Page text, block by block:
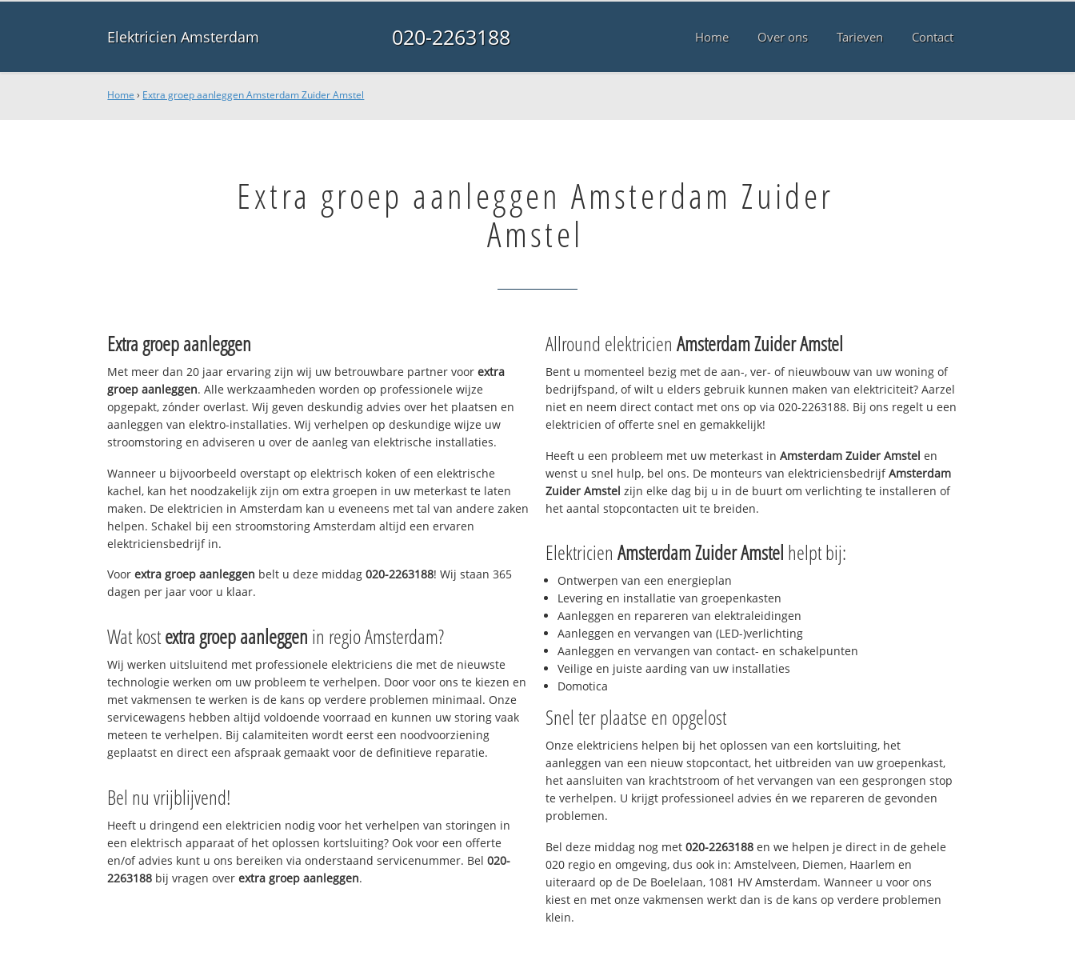
Elektricien Amsterdam 020-2263188 Home Over ons Tarieven Contact
Home › Extra groep aanleggen Amsterdam Zuider Amstel
Extra groep aanleggen Amsterdam Zuider
Amstel
Extra groep aanleggen
Met meer dan 20 jaar ervaring zijn wij uw betrouwbare partner voorextra
groep aanleggen. Alle werkzaamheden worden op professionele wijze
opgepakt, zónder overlast. Wij geven deskundig advies over het plaatsen en
aanleggen van elektro-installaties. Wij verhelpen op deskundige wijze uw
stroomstoring en adviseren u over de aanleg van elektrische installaties.
Wanneer u bijvoorbeeld overstapt op elektrisch koken of een elektrische
kachel, kan het noodzakelijk zijn om extra groepen in uw meterkast te laten
maken. De elektricien in Amsterdam kan u eveneens met tal van andere zaken
helpen. Schakel bij een stroomstoring Amsterdam altijd een ervaren
elektriciensbedrijf in.
Voorextra groep aanleggen belt u deze middag020-2263188! Wij staan 365
dagen per jaar voor u klaar.
Wat kostextra groep aanleggen in regio Amsterdam?
Wij werken uitsluitend met professionele elektriciens die met de nieuwste
technologie werken om uw probleem te verhelpen. Door voor ons te kiezen en
met vakmensen te werken is de kans op verdere problemen minimaal. Onze
servicewagens hebben altijd voldoende voorraad en kunnen uw storing vaak
meteen te verhelpen. Bij calamiteiten wordt eerst een noodvoorziening
geplaatst en direct een afspraak gemaakt voor de definitieve reparatie.
Bel nu vrijblijvend!
Heeft u dringend een elektricien nodig voor het verhelpen van storingen in
een elektrisch apparaat of het oplossen kortsluiting? Ook voor een offerte
en/of advies kunt u ons bereiken via onderstaand servicenummer. Bel020-
2263188 bij vragen overextra groep aanleggen.
Allround elektricien Amsterdam Zuider Amstel
Bent u momenteel bezig met de aan-, ver- of nieuwbouw van uw woning of
bedrijfspand, of wilt u elders gebruik kunnen maken van elektriciteit? Aarzel
niet en neem direct contact met ons op via 020-2263188. Bij ons regelt u een
elektricien of offerte snel en gemakkelijk!
Heeft u een probleem met uw meterkast in Amsterdam Zuider Amstel en
wenst u snel hulp, bel ons. De monteurs van elektriciensbedrijfAmsterdam
Zuider Amstel zijn elke dag bij u in de buurt om verlichting te installeren of
het aantal stopcontacten uit te breiden.
Elektricien Amsterdam Zuider Amstel helpt bij:
Ontwerpen van een energieplan
Levering en installatie van groepenkasten
Aanleggen en repareren van elektraleidingen
Aanleggen en vervangen van (LED-)verlichting
Aanleggen en vervangen van contact- en schakelpunten
Veilige en juiste aarding van uw installaties
Domotica
Snel ter plaatse en opgelost
Onze elektriciens helpen bij het oplossen van een kortsluiting, het
aanleggen van een nieuw stopcontact, het uitbreiden van uw groepenkast,
het aansluiten van krachtstroom of het vervangen van een gesprongen stop
te verhelpen. U krijgt professioneel advies én we repareren de gevonden
problemen.
Bel deze middag nog met 020-2263188 en we helpen je direct in de gehele
020 regio en omgeving, dus ook in: Amstelveen, Diemen, Haarlem en
uiteraard op de De Boelelaan, 1081 HV Amsterdam. Wanneer u voor ons
kiest en met onze vakmensen werkt dan is de kans op verdere problemen
klein.